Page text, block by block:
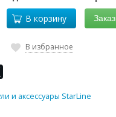
В корзину
В избранное
и аксессуары StarLine